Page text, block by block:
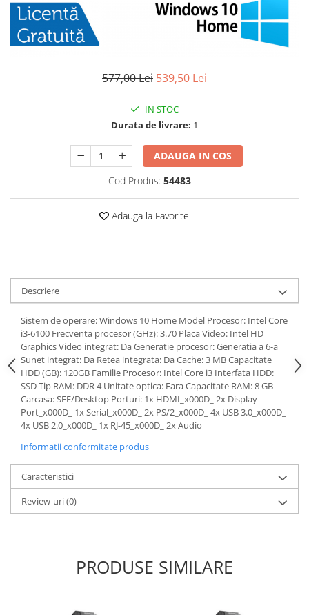
577,00 Lei 539,50 Lei
IN STOC
Durata de livrare: 1
ADAUGA IN COS
Cod Produs: 54483
Adauga la Favorite
Descriere
Sistem de operare: Windows 10 Home Model Procesor: Intel Core
i3-6100 Frecventa procesor (GHz): 3.70 Placa Video: Intel HD
Graphics Video integrat: Da Generatie procesor: Generatia a 6-a
Sunet integrat: Da Retea integrata: Da Cache: 3 MB Capacitate
HDD (GB): 120GB Familie Procesor: Intel Core i3 Interfata HDD:
SSD Tip RAM: DDR 4 Unitate optica: Fara Capacitate RAM: 8 GB
Carcasa: SFF/Desktop Porturi: 1x HDMI_x000D_ 2x Display
Port_x000D_ 1x Serial_x000D_ 2x PS/2_x000D_ 4x USB 3.0_x000D_
4x USB 2.0_x000D_ 1x RJ-45_x000D_ 2x Audio
Informatii conformitate produs
Caracteristici
Review-uri(0)
PRODUSE SIMILARE